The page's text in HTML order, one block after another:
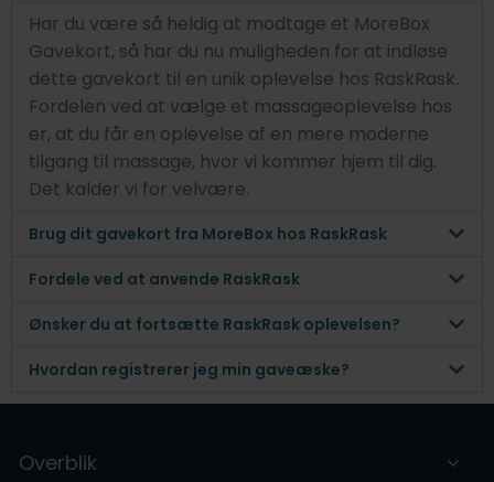
Har du være så heldig at modtage et MoreBox
Gavekort, så har du nu muligheden for at indløse
dette gavekort til en unik oplevelse hos RaskRask.
Fordelen ved at vælge et massageoplevelse hos
er, at du får en oplevelse af en mere moderne
tilgang til massage, hvor vi kommer hjem til dig.
Det kalder vi for velvære.
Brug dit gavekort fra MoreBox hos RaskRask
Fordele ved at anvende RaskRask
Ønsker du at fortsætte RaskRask oplevelsen?
Hvordan registrerer jeg min gaveæske?
Overblik